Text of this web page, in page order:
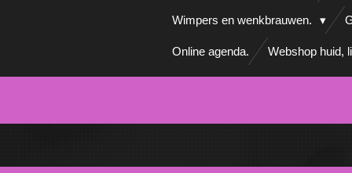
Wimpers en wenkbrauwen.
Online agenda. Webshop huid,